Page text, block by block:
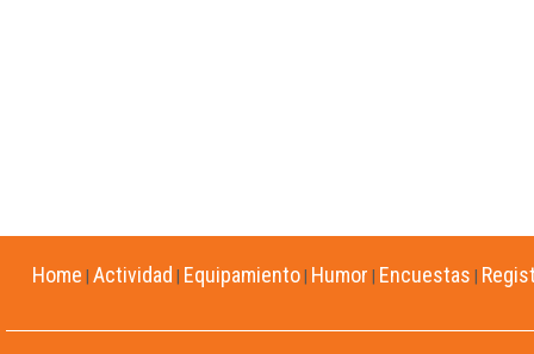
Home Actividad Equipamiento Humor Encuestas